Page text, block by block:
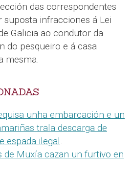
das correspondentes
suposta infracciones á Lei
Galicia ao condutor da
do pesqueiro e á casa
mesma.
unha embarcación e un
trala descarga de
espada ilegal.
de Muxía cazan un furtivo en